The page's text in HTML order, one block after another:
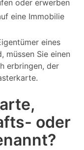
oder erwerben
eine Immobilie
eines
müssen Sie einen
erbringen, der
oder